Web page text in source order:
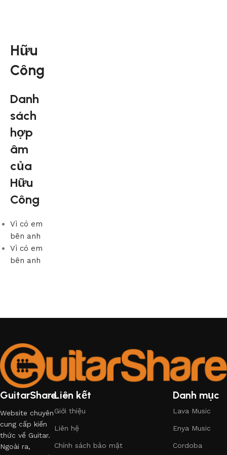
Hữu
Công
Danh
sách
hợp
âm
của
Hữu
Công
Vì có em
bên anh
Vì có em
bên anh
GuitarShare
Website chuyên
cung cấp kiến
thức về Guitar.
Ngoài ra,
Liên kết
Giới thiệu
Liên hệ
Chính sách bảo mật
Danh mục
Lava Music
Enya Music
Cordoba